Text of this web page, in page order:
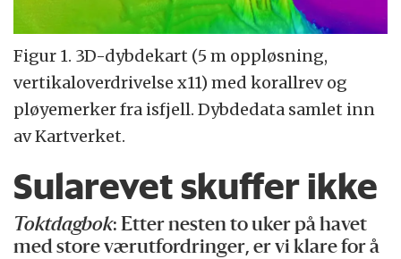
Figur 1. 3D-dybdekart (5 m oppløsning,
vertikaloverdrivelse x11) med korallrev og
pløyemerker fra isfjell. Dybdedata samlet inn
av Kartverket.
Sularevet skuffer ikke
Toktdagbok: Etter nesten to uker på havet
med store værutfordringer, er vi klare for å